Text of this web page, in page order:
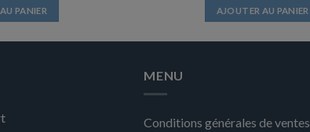
PANIER AJOUTER AU PANIER
MENU
Conditions générales de ventes